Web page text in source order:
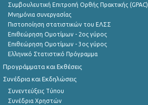
Συμβουλευτική Επιτροπή Ορθής Πρακτικής (GPAC)
Μνημόνια συνεργασίας
Πιστοποίηση στατιστικών του ΕΛΣΣ
Επιθεώρηση Ομοτίμων - 2ος γύρος
Επιθεώρηση Ομοτίμων - 3ος γύρος
Ελληνικό Στατιστικό Πρόγραμμα
Προγράμματα και Εκθέσεις
Συνέδρια και Εκδηλώσεις
Συνεντεύξεις Τύπου
Συνέδρια Χρηστών